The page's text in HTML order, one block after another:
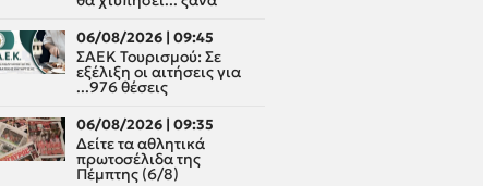
06/08/2026 | 09:45
ΣΑΕΚ Τουρισμού: Σε
εξέλιξη οι αιτήσεις για
...976 θέσεις
06/08/2026 | 09:35
Δείτε τα αθλητικά
πρωτοσέλιδα της
Πέμπτης (6/8)